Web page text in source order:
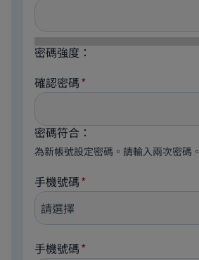
密碼強度：
確認密碼
密碼符合：
為新帳號設定密碼。請輸入兩次密碼。
手機號碼
手機號碼